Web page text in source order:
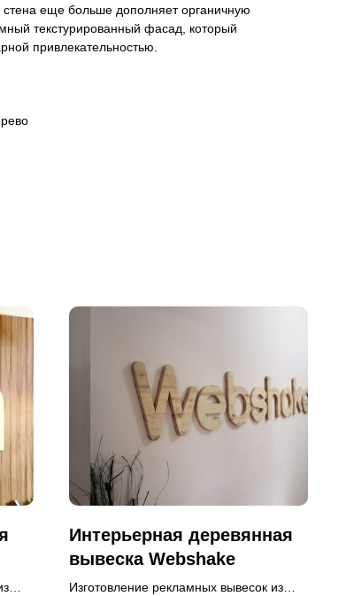
еще больше дополняет органичную
текстурированный фасад, который
привлекательностью.
Интерьерная деревянная
вывеска Webshake
Изготовление рекламных вывесок из